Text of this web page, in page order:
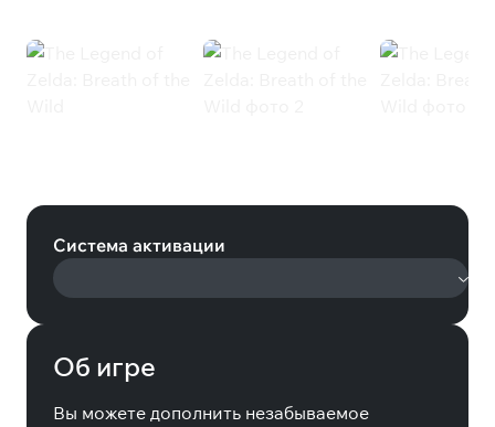
Система активации
Об игре
Вы можете дополнить незабываемое